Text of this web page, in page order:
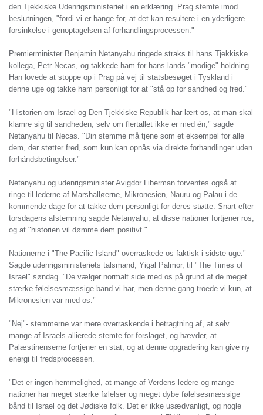
den Tjekkiske Udenrigsministeriet i en erklæring. Prag stemte imod
beslutningen, "fordi vi er bange for, at det kan resultere i en yderligere
forsinkelse i genoptagelsen af forhandlingsprocessen."
Premierminister Benjamin Netanyahu ringede straks til hans Tjekkiske
kollega, Petr Necas, og takkede ham for hans lands "modige" holdning.
Han lovede at stoppe op i Prag på vej til statsbesøget i Tyskland i
denne uge og takke ham personligt for at "stå op for sandhed og fred."
"Historien om Israel og Den Tjekkiske Republik har lært os, at man skal
klamre sig til sandheden, selv om flertallet ikke er med én," sagde
Netanyahu til Necas. "Din stemme må tjene som et eksempel for alle
dem, der støtter fred, som kun kan opnås via direkte forhandlinger uden
forhåndsbetingelser."
Netanyahu og udenrigsminister Avigdor Liberman forventes også at
ringe til lederne af Marshalløerne, Mikronesien, Nauru og Palau i de
kommende dage for at takke dem personligt for deres støtte. Snart efter
torsdagens afstemning sagde Netanyahu, at disse nationer fortjener ros,
og at "historien vil dømme dem positivt."
Nationerne i "The Pacific Island" overraskede os faktisk i sidste uge."
Sagde udenrigsministeriets talsmand, Yigal Palmor, til "The Times of
Israel" søndag. "De vælger normalt side med os på grund af de meget
stærke følelsesmæssige bånd vi har, men denne gang troede vi kun, at
Mikronesien var med os."
"Nej"- stemmerne var mere overraskende i betragtning af, at selv
mange af Israels allierede stemte for forslaget, og hævder, at
Palæstinenserne fortjener en stat, og at denne opgradering kan give ny
energi til fredsprocessen.
"Det er ingen hemmelighed, at mange af Verdens ledere og mange
nationer har meget stærke følelser og meget dybe følelsesmæssige
bånd til Israel og det Jødiske folk. Det er ikke usædvanligt, og nogle